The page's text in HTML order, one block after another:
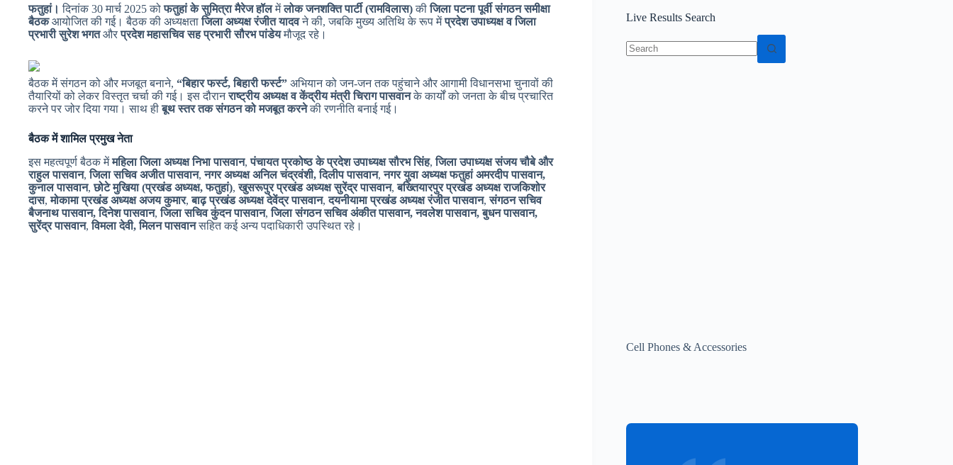
फतुहां। दिनांक 30 मार्च 2025 कोफतुहां के सुमित्रा मैरेज हॉलमेंलोक जनशक्ति पार्टी (रामविलास)कीजिला पटना पूर्वी संगठन समीक्षा
बैठकआयोजित की गई। बैठक की अध्यक्षताजिला अध्यक्ष रंजीत यादवने की, जबकि मुख्य अतिथि के रूप मेंप्रदेश उपाध्यक्ष व जिला
प्रभारी सुरेश भगतऔरप्रदेश महासचिव सह प्रभारी सौरभ पांडेयमौजूद रहे।
बैठक में संगठन को और मजबूत बनाने, “बिहार फर्स्ट, बिहारी फर्स्ट” अभियान को जन-जन तक पहुंचाने और आगामी विधानसभा चुनावों की
तैयारियों को लेकर विस्तृत चर्चा की गई। इस दौरानराष्ट्रीय अध्यक्ष व केंद्रीय मंत्री चिराग पासवानके कार्यों को जनता के बीच प्रचारित
करने पर जोर दिया गया। साथ हीबूथ स्तर तक संगठन को मजबूत करनेकी रणनीति बनाई गई।
बैठक में शामिल प्रमुख नेता
इस महत्वपूर्ण बैठक मेंमहिला जिला अध्यक्ष निभा पासवान,पंचायत प्रकोष्ठ के प्रदेश उपाध्यक्ष सौरभ सिंह,जिला उपाध्यक्ष संजय चौबे और
राहुल पासवान,जिला सचिव अजीत पासवान,नगर अध्यक्ष अनिल चंद्रवंशी, दिलीप पासवान,नगर युवा अध्यक्ष फतुहां अमरदीप पासवान,
कुनाल पासवान,छोटे मुखिया (प्रखंड अध्यक्ष, फतुहां),खुसरूपुर प्रखंड अध्यक्ष सुरेंद्र पासवान,बख्तियारपुर प्रखंड अध्यक्ष राजकिशोर
दास,मोकामा प्रखंड अध्यक्ष अजय कुमार,बाढ़ प्रखंड अध्यक्ष देवेंद्र पासवान,दयनीयामा प्रखंड अध्यक्ष रंजीत पासवान,संगठन सचिव
बैजनाथ पासवान, दिनेश पासवान,जिला सचिव कुंदन पासवान,जिला संगठन सचिव अंकीत पासवान, नवलेश पासवान, बुधन पासवान,
सुरेंद्र पासवान,विमला देवी, मिलन पासवानसहित कई अन्य पदाधिकारी उपस्थित रहे।
Live Results Search
Cell Phones & Accessories